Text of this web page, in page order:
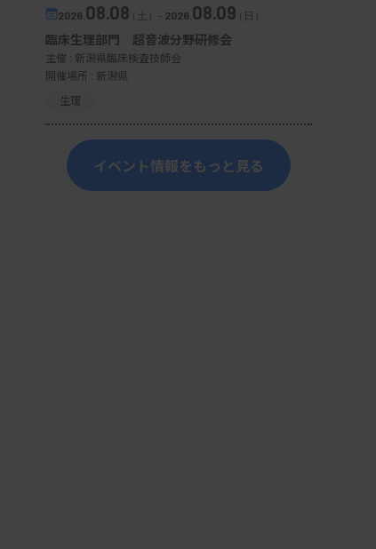
2026. 08.08（土） - 2026. 08.09 （日）
臨床生理部門 超音波分野研修会
主催 : 新潟県臨床検査技師会
開催場所 : 新潟県
生理
イベント情報をもっと見る